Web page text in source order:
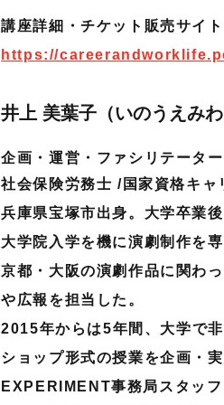
講座詳細・チケット販売サイ
https://
井上 美葉子（いのうえみわ
企画・運営・ファシリテーター
社会保険労務士 /国家資格キ
兵庫県宝塚市出身。大学卒業
大学院入学を機に演劇制作を
京都・大阪の演劇作品に関わ
や広報を担当した。
2015年からは5年間、大学で
ショップ形式の授業を企画・
EXPERIMENT事務局スタッ